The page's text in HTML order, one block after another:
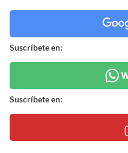
Suscríbete en:
Suscríbete en: